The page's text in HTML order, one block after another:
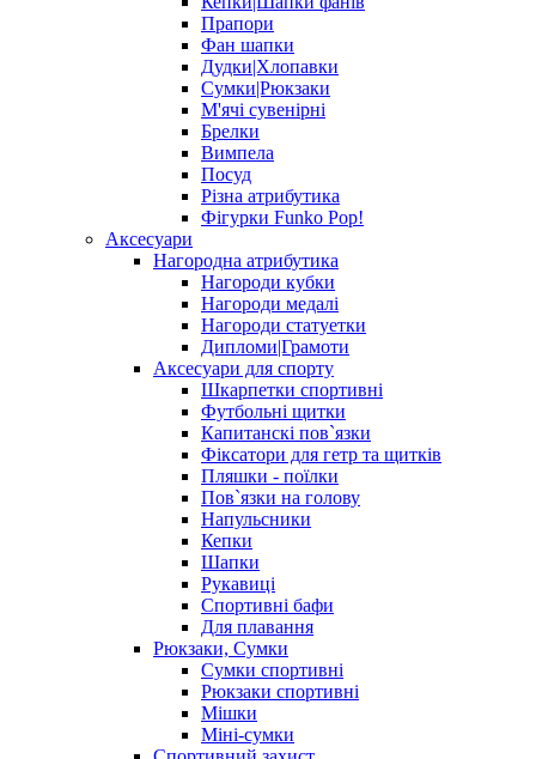
Прапори
Фан шапки
Дудки|Хлопавки
Сумки|Рюкзаки
М'ячі сувенірні
Брелки
Вимпела
Посуд
Різна атрибутика
Фігурки Funko Pop!
Аксесуари
Нагородна атрибутика
Нагороди кубки
Нагороди медалі
Нагороди статуетки
Дипломи|Грамоти
Аксесуари для спорту
Шкарпетки спортивні
Футбольні щитки
Капитанскі пов`язки
Фіксатори для гетр та щитків
Пляшки - поїлки
Пов`язки на голову
Напульсники
Кепки
Шапки
Рукавиці
Спортивні бафи
Для плавання
Рюкзаки, Сумки
Сумки спортивні
Рюкзаки спортивні
Мішки
Міні-сумки